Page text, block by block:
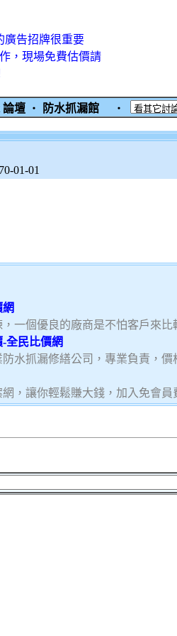
廣告招牌很重要
，現場免費估價請
論壇 ‧ 防水抓漏館 ‧
01-01
，一個優良的廠商是不怕客戶來
全民比價網
水抓漏修繕公司，專業負責，
，讓你輕鬆賺大錢，加入免會